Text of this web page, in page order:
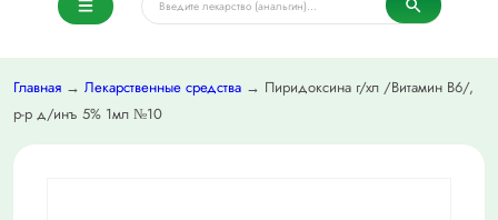
Главная → Лекарственные средства → Пиридоксина г/хл /Витамин В6/,
р-р д/инъ 5% 1мл №10